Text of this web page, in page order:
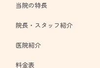
当院の特長
院長・スタッフ紹介
医院紹介
料金表